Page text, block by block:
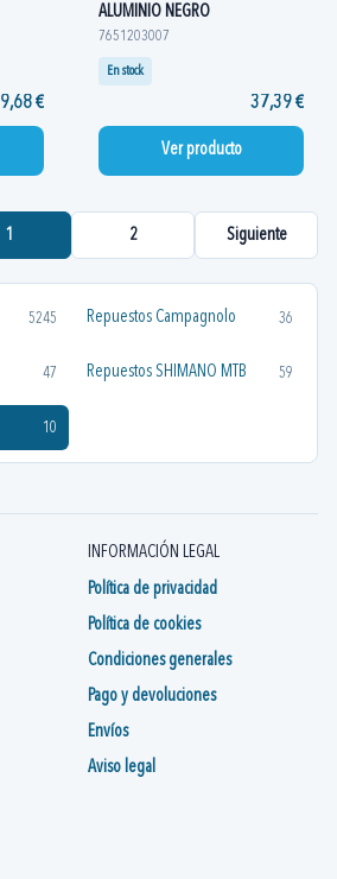
5245 Repuestos Campagnolo 36
47 Repuestos SHIMANO MTB 59
10
9,68 €
ALUMINIO NEGRO
7651203007
En stock
37,39 €
Ver producto
1 2 Siguiente
INFORMACIÓN LEGAL
Política de privacidad
Política de cookies
Condiciones generales
Pago y devoluciones
Envíos
Aviso legal